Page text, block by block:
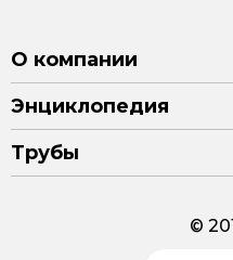
О компании
Энциклопедия
Трубы
©